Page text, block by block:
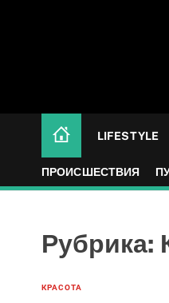
t
LIFESTYLE
ПРОИСШЕСТВИЯ
Рубрика:
КРАСОТА